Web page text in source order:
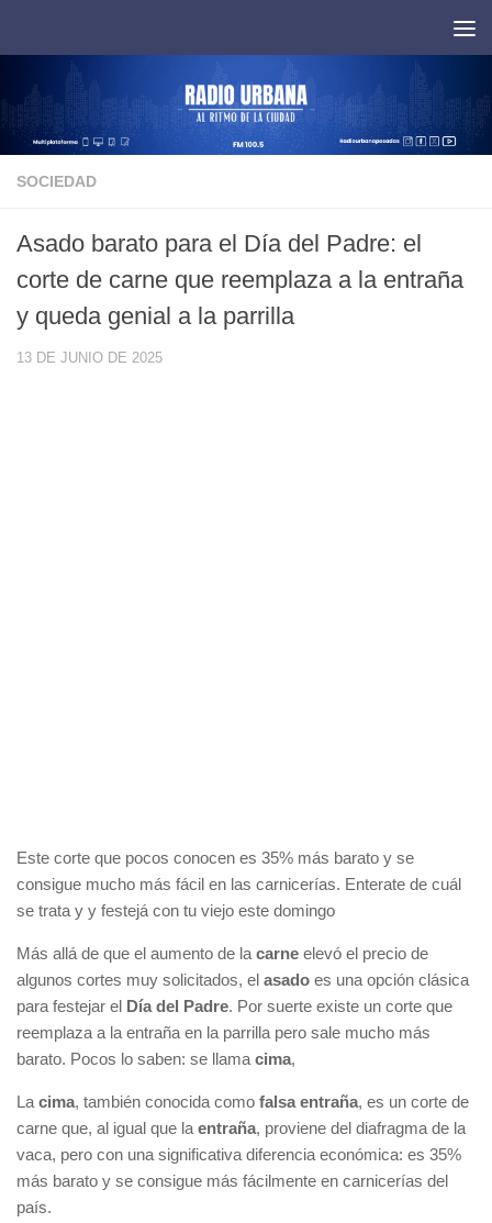
SOCIEDAD
Asado barato para el Día del Padre: el
corte de carne que reemplaza a la entraña
y queda genial a la parrilla
13 DE JUNIO DE 2025
Este corte que pocos conocen es 35% más barato y se
consigue mucho más fácil en las carnicerías. Enterate de cuál
se trata y y festejá con tu viejo este domingo
Más allá de que el aumento de la carne elevó el precio de
algunos cortes muy solicitados, el asado es una opción clásica
para festejar el Día del Padre. Por suerte existe un corte que
reemplaza a la entraña en la parrilla pero sale mucho más
barato. Pocos lo saben: se llama cima,
La cima, también conocida como falsa entraña, es un corte de
carne que, al igual que la entraña, proviene del diafragma de la
vaca, pero con una significativa diferencia económica: es 35%
más barato y se consigue más fácilmente en carnicerías del
país.